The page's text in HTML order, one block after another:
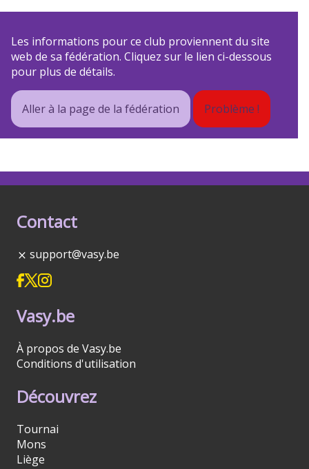
Les informations pour ce club proviennent du site
web de sa fédération. Cliquez sur le lien ci-dessous
pour plus de détails.
Aller à la page de la fédération Problème !
Contact
support@vasy.be
Vasy.be
À propos de Vasy.be
Conditions d'utilisation
Découvrez
Tournai
Mons
Liège